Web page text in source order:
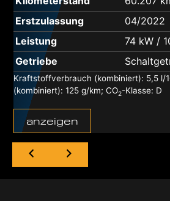
Erstzulassung
04/2022
Leistung
74 kW /
Getriebe
Kraftstoffverbrauch (kombiniert): 5,5 l/
(kombiniert): 125 g/km; CO2-Klasse: D
anzeigen